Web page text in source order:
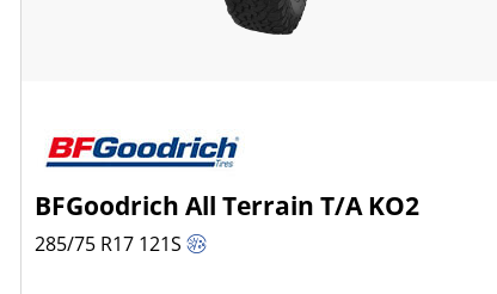
BFGoodrich All Terrain T/A KO2
285/75 R17 121S